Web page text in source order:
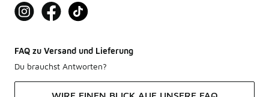
FAQ zu Versand und Lieferung
Du brauchst Antworten?